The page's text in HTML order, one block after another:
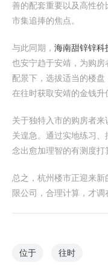
善的配套重要以及高性价
市集追捧的焦点。
与此同期， 海南甜锌锌科
也安宁趋于安靖，为购
配景下，选拔适当的楼
在往时获取安靖的金钱升
关于独特入市的购房者
关遑急。通过实地练习
念出愈加理智的有测度打
总之，杭州楼市正迎来
限公司，合理计算，才调
位于 往时